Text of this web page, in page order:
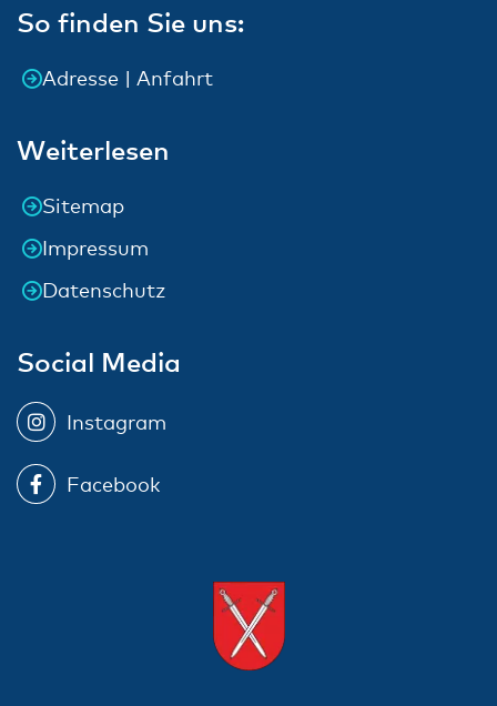
So finden Sie uns:
Adresse | Anfahrt
Weiterlesen
Sitemap
Impressum
Datenschutz
Social Media
Instagram
Facebook